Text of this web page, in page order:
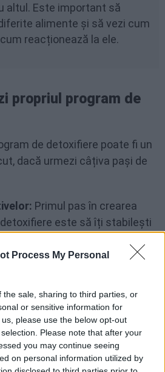
Process My Personal
the sale, sharing to third parties, or
or sensitive information for
please use the below opt-out
Please note that after your
you may continue seeing
on personal information utilized by
altul. Este important să
alimente și să vezi cum
reacționează la ele.
propriul program de
de detoxifiere poate fi un
dacă urmezi câțiva pași de
Primul pas în crearea
este să îți stabilești
nivelului de energie,
pierderea în greutate sau pur
Folosind lista de alimente
(menționată mai
care îți plac și care se
tău de viață.